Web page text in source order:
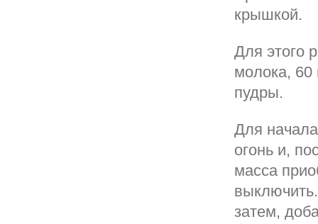
крышкой.
Для этого
молока, 60
пудры.
Для
огонь и,
масса
затем,